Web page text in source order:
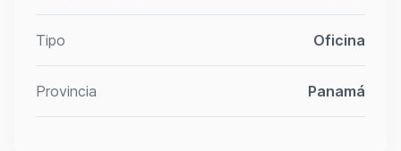
Tipo Oficina
Provincia Panamá